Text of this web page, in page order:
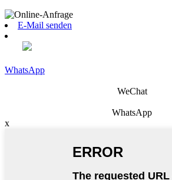
E-Mail senden
WhatsApp
WeChat
WhatsApp
x